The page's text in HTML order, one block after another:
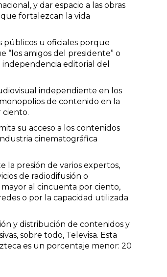
y dar espacio a las obras
fortalezcan la vida
públicos u oficiales porque
amigos del presidente” o
independencia editorial del
independiente en los
de contenido en la
ciento.
su acceso a los contenidos
cinematográfica
la presión de varios expertos,
de radiodifusión o
al cincuenta por ciento,
o por la capacidad utilizada
y distribución de contenidos y
sobre todo, Televisa. Esta
es un porcentaje menor: 20